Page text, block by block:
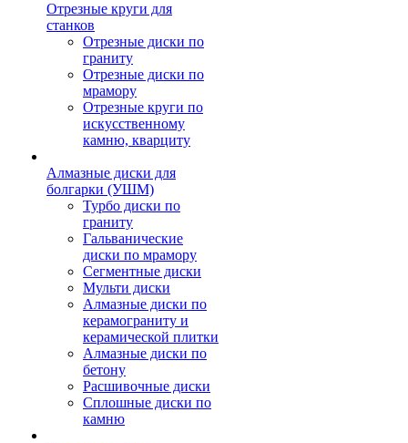
Отрезные круги для
станков
Отрезные диски по
граниту
Отрезные диски по
мрамору
Отрезные круги по
искусственному
камню, кварциту
Алмазные диски для
болгарки (УШМ)
Турбо диски по
граниту
Гальванические
диски по мрамору
Сегментные диски
Мульти диски
Алмазные диски по
керамограниту и
керамической плитки
Алмазные диски по
бетону
Расшивочные диски
Сплошные диски по
камню